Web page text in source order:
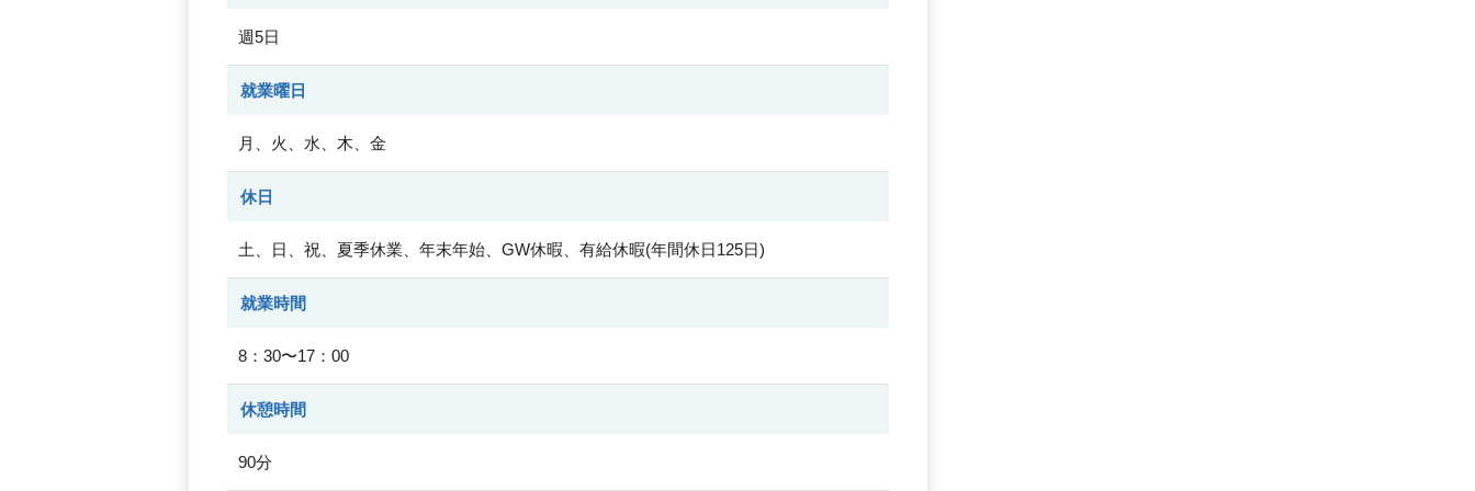
週5日
就業曜日
月、火、水、木、金
休日
土、日、祝、夏季休業、年末年始、GW休暇、有給休暇(年間休日125日)
就業時間
8：30〜17：00
休憩時間
90分